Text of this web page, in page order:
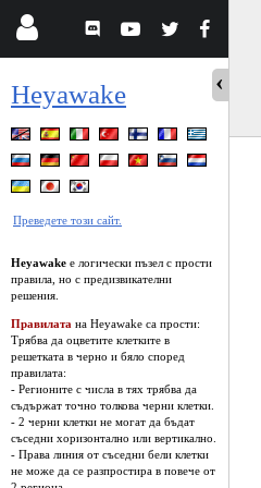
Heyawake
Преведете този сайт.
Heyawake е логически пъзел с прости
правила, но с предизвикателни
решения.
Правилата на Heyawake са прости:
Трябва да оцветите клетките в
решетката в черно и бяло според
правилата:
- Регионите с числа в тях трябва да
съдържат точно толкова черни клетки.
- 2 черни клетки не могат да бъдат
съседни хоризонтално или вертикално.
- Права линия от съседни бели клетки
не може да се разпростира в повече от